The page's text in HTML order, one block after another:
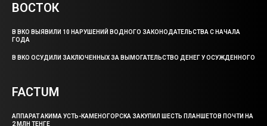
ВОСТОК
В ВКО ВЫЯВИЛИ 10 НАРУШЕНИЙ ВОДНОГО ЗАКОНОДАТЕЛЬСТВА С НАЧАЛА
ГОДА
В ВКО ОСУДИЛИ ЗАКЛЮЧЕННЫХ ЗА ВЫМОГАТЕЛЬСТВО ДЕНЕГ У ОСУЖДЕННОГО
FACTUM
АППАРАТ АКИМА УСТЬ-КАМЕНОГОРСКА ЗАКУПИЛ ШЕСТЬ ПЛАНШЕТОВ ПОЧТИ НА
2 МЛН ТЕНГЕ